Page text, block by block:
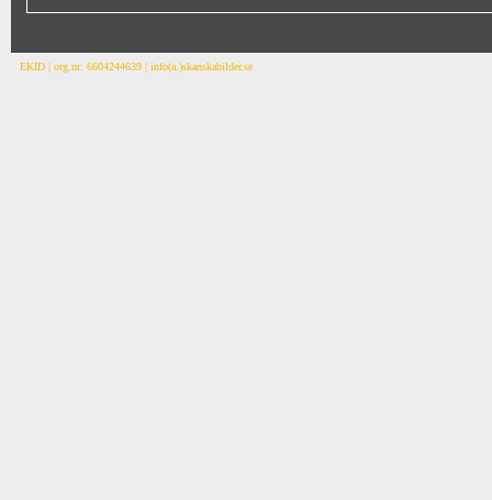
EKID | org.nr: 6604244639 | info(a.)skanskabilder.se